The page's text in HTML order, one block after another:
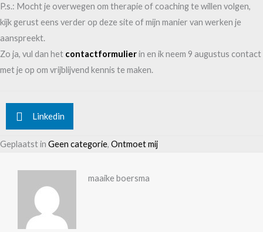
P.s.: Mocht je overwegen om therapie of coaching te willen volgen,
kijk gerust eens verder op deze site of mijn manier van werken je
aanspreekt.
Zo ja, vul dan het contactformulierin en ik neem 9 augustus contact
met je op om vrijblijvend kennis te maken.
Linkedin
Geplaatst in Geen categorie, Ontmoet mij
maaike boersma